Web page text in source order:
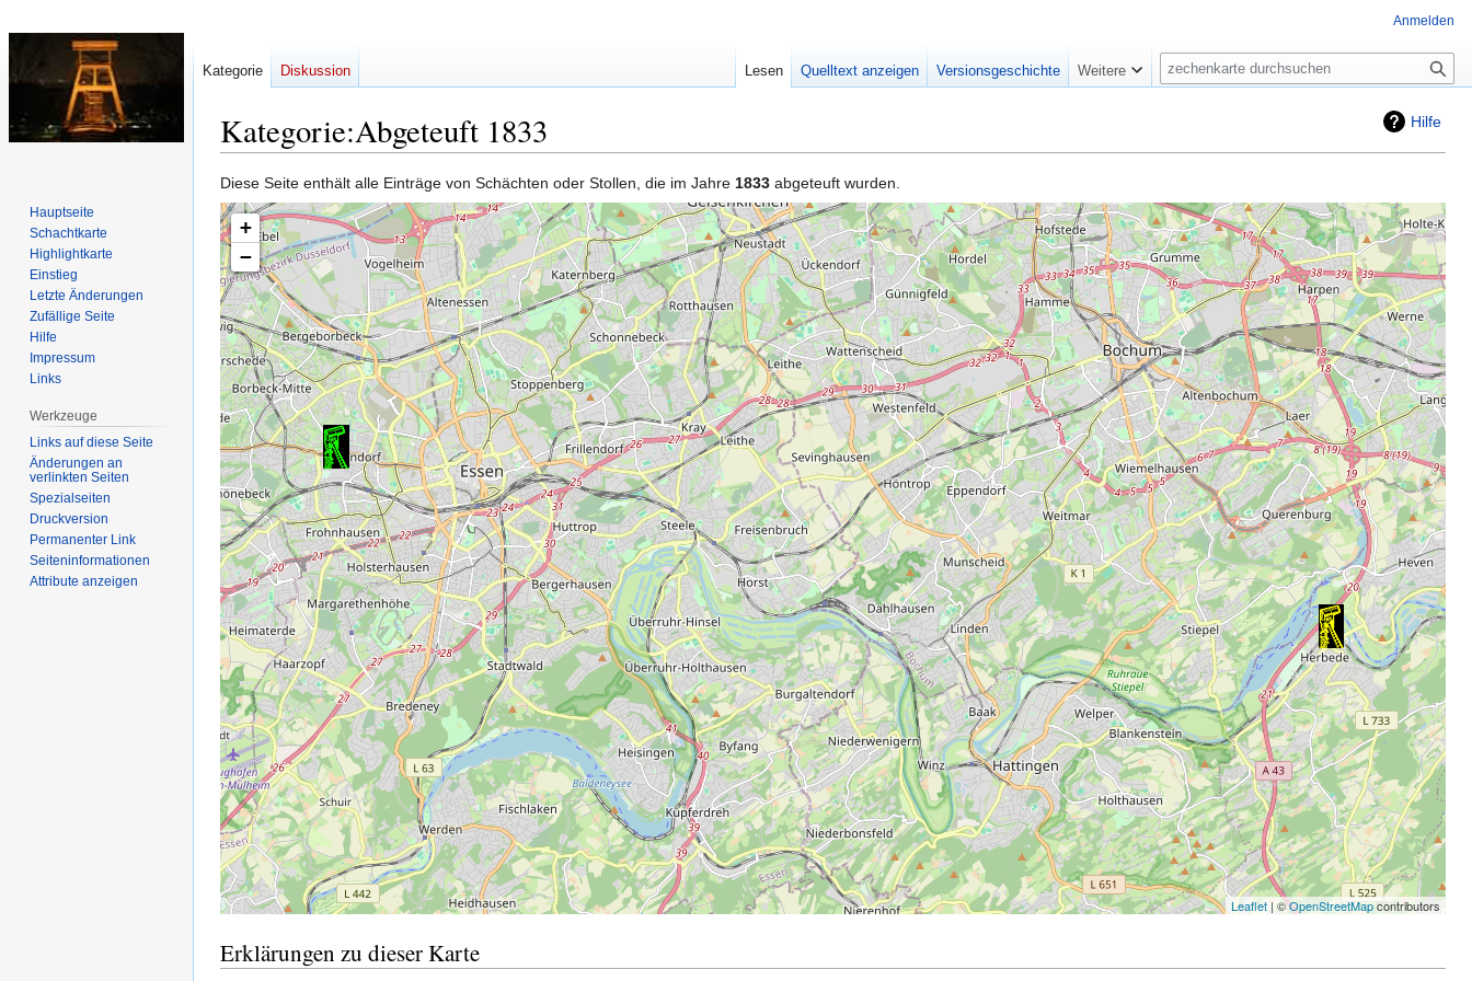
Hilfe
Kategorie:Abgeteuft 1833
Zur
Navigation
springen
Zur
Suche
springen
Diese Seite enthält alle Einträge von Schächten oder Stollen, die im Jahre 1833 abgeteuft wurden.
+
−
Leaflet | ©OpenStreetMapcontributors
Erklärungen zu dieser Karte
Anmelden
Kategorie Diskussion Lesen Quelltext anzeigen Versionsgeschichte Weitere
Suche
Hauptseite
Schachtkarte
Highlightkarte
Einstieg
Letzte Änderungen
Zufällige Seite
Hilfe
Impressum
Links
Werkzeuge
Links auf diese Seite
Änderungen an
verlinkten Seiten
Spezialseiten
Druckversion
Permanenter Link
Seiten­­informationen
Attribute anzeigen